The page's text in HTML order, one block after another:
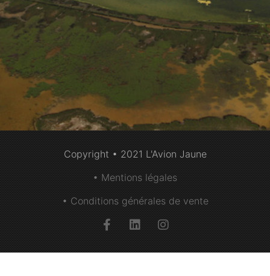
Copyright • 2021 L'Avion Jaune
• Mentions légales
• Conditions générales de vente